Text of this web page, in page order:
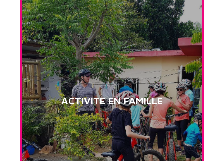
ACTIVITE EN FAMILLE